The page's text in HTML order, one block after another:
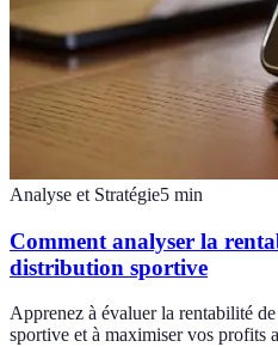
Analyse et Stratégie5 min
Comment analyser la
distribution sportive
Apprenez à évaluer la rentabilité
sportive et à maximiser vos profits